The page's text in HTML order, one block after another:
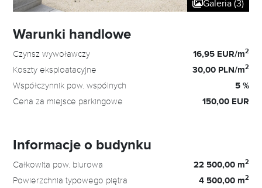
Galeria (3)
Warunki handlowe
Czynsz wywoławczy 16,95 EUR/m2
Koszty eksploatacyjne 30,00 PLN/m2
Współczynnik pow. wspólnych 5 %
Cena za miejsce parkingowe 150,00 EUR
Informacje o budynku
Całkowita pow. biurowa 22 500,00 m2
Powierzchnia typowego piętra 4 500,00 m2